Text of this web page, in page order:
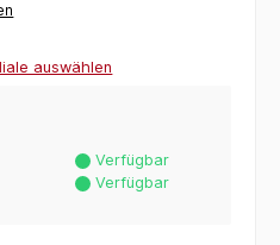
auswählen
Verfügbar
Verfügbar